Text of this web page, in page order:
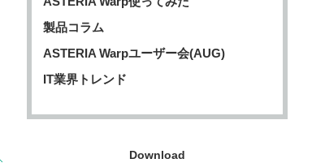
製品コラム
ASTERIA Warpユーザー会(AUG)
IT業界トレンド
Download